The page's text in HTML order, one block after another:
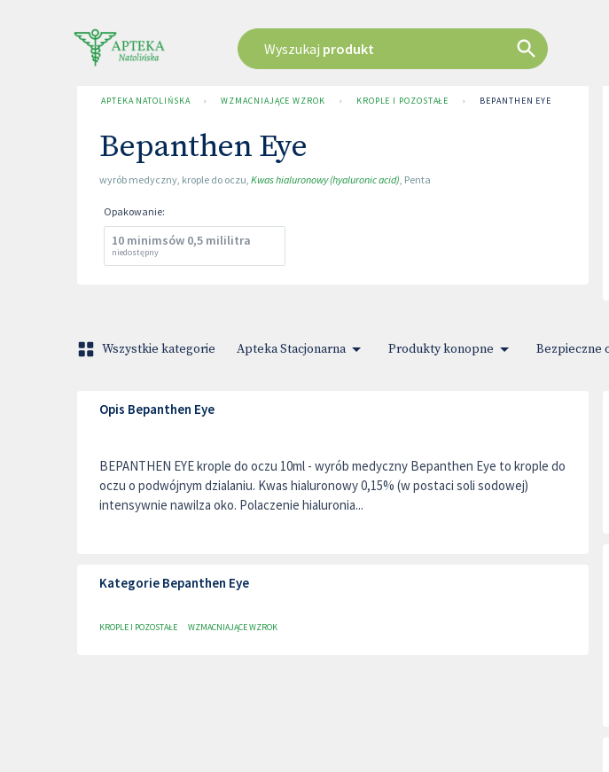
Wyszukaj produkt
APTEKA NATOLIŃSKA › WZMACNIAJĄCE WZROK › KROPLE I POZOSTAŁE › BEPANTHEN EYE
Bepanthen Eye
wyrób medyczny, krople do oczu, Kwas hialuronowy (hyaluronic acid), Penta
Opakowanie:
10 minimsów 0,5 mililitra
niedostępny
Wszystkie kategorie Apteka Stacjonarna Produkty konopne Bezpieczne
Opis Bepanthen Eye
BEPANTHEN EYE krople do oczu 10ml - wyrób medyczny Bepanthen Eye to krople do
oczu o podwójnym dzialaniu. Kwas hialuronowy 0,15% (w postaci soli sodowej)
intensywnie nawilza oko. Polaczenie hialuronia...
Kategorie Bepanthen Eye
KROPLE I POZOSTAŁE WZMACNIAJĄCE WZROK